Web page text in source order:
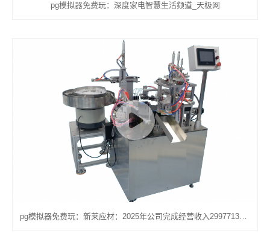
pg模拟器免费玩：深度家电智慧生活频道_天极网